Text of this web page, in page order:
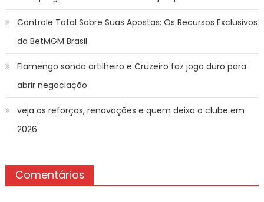
Controle Total Sobre Suas Apostas: Os Recursos Exclusivos
da BetMGM Brasil
Flamengo sonda artilheiro e Cruzeiro faz jogo duro para
abrir negociação
veja os reforços, renovações e quem deixa o clube em
2026
Comentários